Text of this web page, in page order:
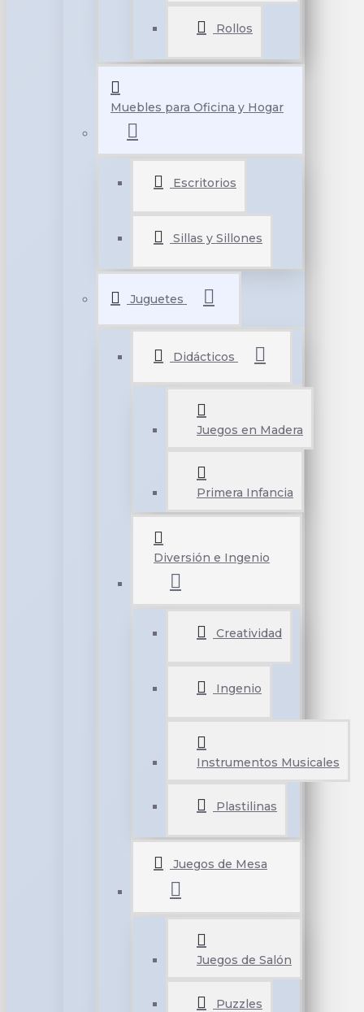
Rollos
Muebles para Oficina y Hogar
Escritorios
Sillas y Sillones
Juguetes
Didácticos
Juegos en Madera
Primera Infancia
Diversión e Ingenio
Creatividad
Ingenio
Instrumentos Musicales
Plastilinas
Juegos de Mesa
Juegos de Salón
Puzzles